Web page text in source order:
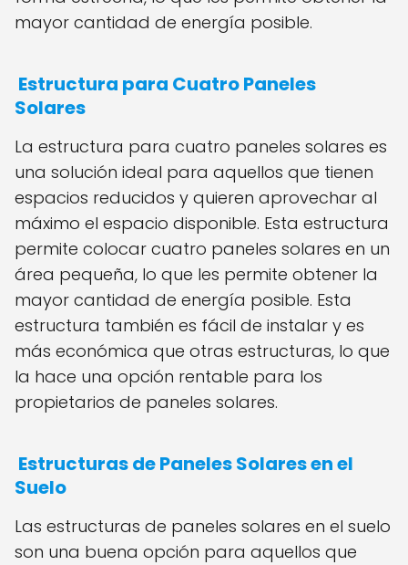
mayor cantidad de energía posible.
Estructura para Cuatro Paneles
Solares
La estructura para cuatro paneles solares es
una solución ideal para aquellos que tienen
espacios reducidos y quieren aprovechar al
máximo el espacio disponible. Esta estructura
permite colocar cuatro paneles solares en un
área pequeña, lo que les permite obtener la
mayor cantidad de energía posible. Esta
estructura también es fácil de instalar y es
más económica que otras estructuras, lo que
la hace una opción rentable para los
propietarios de paneles solares.
Estructuras de Paneles Solares en el
Suelo
Las estructuras de paneles solares en el suelo
son una buena opción para aquellos que